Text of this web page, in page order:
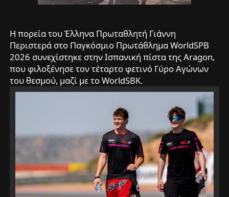
H πορεία του Έλληνα Πρωταθλητή Γιάννη
Περιστερά στο Παγκόσμιο Πρωτάθλημα WorldSPB
2026 συνεχίστηκε στην Ισπανική πίστα της Aragon,
που φιλοξένησε τον τέταρτο φετινό Γύρο Αγώνων
του θεσμού, μαζί με το WorldSBK.